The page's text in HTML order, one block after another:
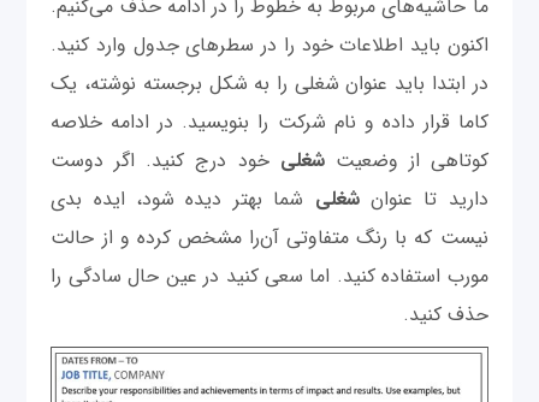
ما حاشیه‌های مربوط به خطوط را در ادامه حذف می‌کنیم.
اکنون باید اطلاعات خود را در سطرهای جدول وارد کنید.
در ابتدا باید عنوان شغلی را به شکل برجسته نوشته، یک
کاما قرار داده و نام شرکت را بنویسید. در ادامه خلاصه
کوتاهی از وضعیتشغلی خود درج کنید. اگر دوست
دارید تا عنوانشغلی شما بهتر دیده شود، ایده بدی
نیست که با رنگ متفاوتی آن‌را مشخص کرده و از حالت
مورب استفاده کنید. اما سعی کنید در عین حال سادگی را
حذف کنید.